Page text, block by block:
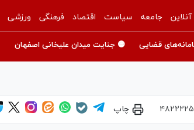
جامعه سیاست اقتصاد فرهنگی ورزشی
قضایی 🟡 جنایت میدان علیخانی اصفهان
۴۸۲۲۲۲۵ چاپ